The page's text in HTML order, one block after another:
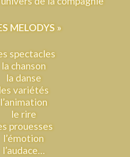
MELODYS »
spectacles
la chanson
la danse
les variétés
l’animation
le rire
prouesses
l’émotion
l’audace…